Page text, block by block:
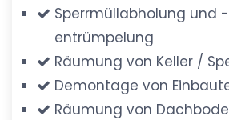
Sperrmüllabholung und -
entrümpelung
Räumung von Keller /
Demontage von
Räumung von